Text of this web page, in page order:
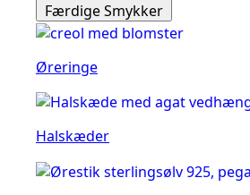
Færdige Smykker
Øreringe
Halskæder